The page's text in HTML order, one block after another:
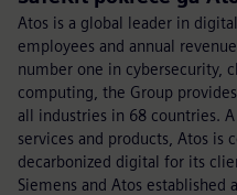
Atos is a global leader in
employees and annual
number one in cybersecurity,
computing, the Group
all industries in 68 countries.
services and products, Atos is
decarbonized digital for its
Siemens and Atos established